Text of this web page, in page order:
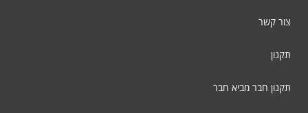
צור קשר
תקנון
תקנון חבר מביא חבר